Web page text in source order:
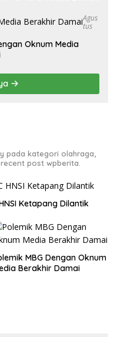
Agus
Tus
Oknum Media
pada kategori olahraga,
post wpberita.
Ketapang Dilantik
MBG Dengan Oknum
Berakhir Damai